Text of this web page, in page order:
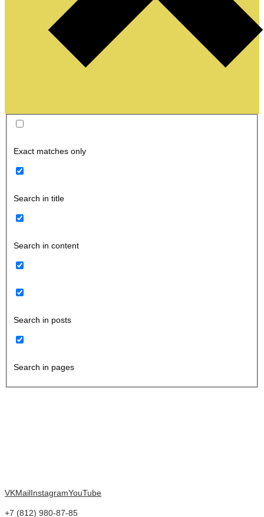
Exact matches only
Search in title
Search in content
Search in posts
Search in pages
VKMailInstagramYouTube
+7 (812) 980-87-85